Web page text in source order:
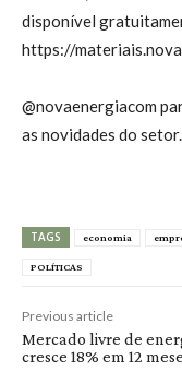
disponível
https://
@novaenergiacom
as novidades do setor.
TAGS economia
POLÍTICAS
Previous article
Mercado livre de
cresce 18% em 12